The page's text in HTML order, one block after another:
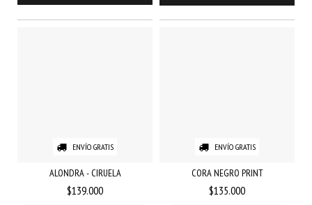
ENVÍO GRATIS
ALONDRA - CIRUELA
$139.000
ENVÍO GRATIS
CORA NEGRO PRINT
$135.000